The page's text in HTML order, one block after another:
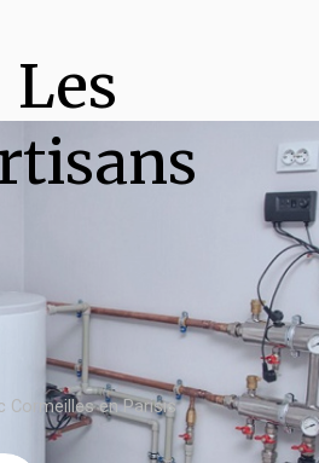
Les
Cormeilles en Parisis